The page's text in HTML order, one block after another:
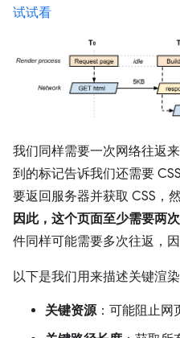
试试看
我们同样需要一次网络往返
到的标记告诉我们还需要
要返回服务器并获取 CSS，
因此，这个页面至少需要两
件同样可能需要多次往返，因
以下是我们用来描述关键渲
关键资源：可能阻止网